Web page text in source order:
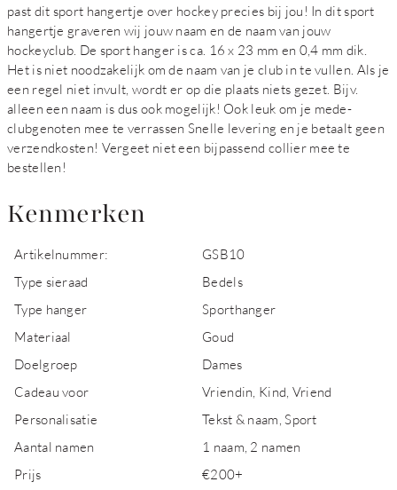
past dit sport hangertje over hockey precies bij jou! In dit sport
hangertje graveren wij jouw naam en de naam van jouw
hockeyclub. De sport hanger is ca. 16 x 23 mm en 0,4 mm dik.
Het is niet noodzakelijk om de naam van je club in te vullen. Als je
een regel niet invult, wordt er op die plaats niets gezet. Bijv.
alleen een naam is dus ook mogelijk! Ook leuk om je mede-
clubgenoten mee te verrassen Snelle levering en je betaalt geen
verzendkosten! Vergeet niet een bijpassend collier mee te
bestellen!
Kenmerken
Artikelnummer:
GSB10
Type sieraad
Bedels
Type hanger
Sporthanger
Materiaal
Goud
Doelgroep
Dames
Cadeau voor
Vriendin, Kind, Vriend
Personalisatie
Tekst & naam, Sport
Aantal namen
1 naam, 2 namen
Prijs
€200+